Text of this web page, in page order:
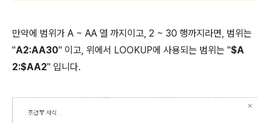
만약에 범위가 A ~ AA 열 까지이고, 2 ~ 30 행까지라면, 범위는
"A2:AA30" 이고, 위에서 LOOKUP에 사용되는 범위는 "$A
2:$AA2" 입니다.